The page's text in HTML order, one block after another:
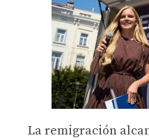
La remigración